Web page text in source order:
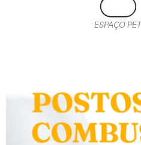
ESPAÇO